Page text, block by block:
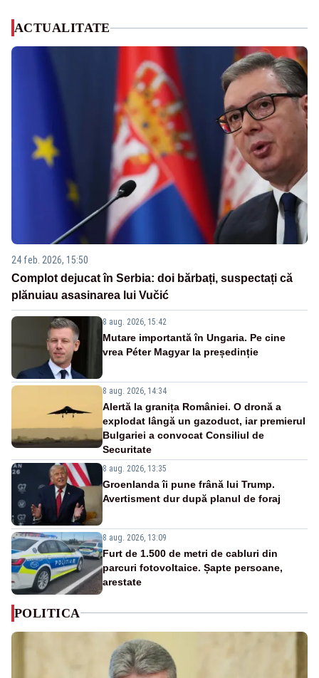
ACTUALITATE
24 feb. 2026, 15:50
Complot dejucat în Serbia: doi bărbați, suspectați că
plănuiau asasinarea lui Vučić
8 aug. 2026, 15:42
Mutare importantă în Ungaria. Pe cine
vrea Péter Magyar la președinție
8 aug. 2026, 14:34
Alertă la granița României. O dronă a
explodat lângă un gazoduct, iar premierul
Bulgariei a convocat Consiliul de
Securitate
8 aug. 2026, 13:35
Groenlanda îi pune frână lui Trump.
Avertisment dur după planul de foraj
8 aug. 2026, 13:09
Furt de 1.500 de metri de cabluri din
parcuri fotovoltaice. Șapte persoane,
arestate
POLITICA